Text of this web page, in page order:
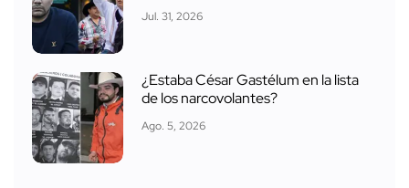
Jul. 31, 2026
¿Estaba César Gastélum en la lista
de los narcovolantes?
Ago. 5, 2026